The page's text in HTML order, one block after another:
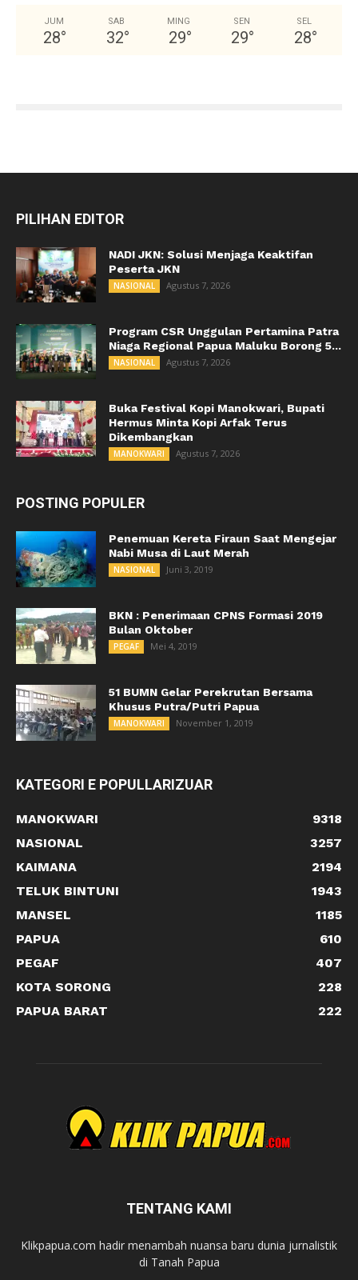
JUM
28°
SAB
32°
MING
29°
SEN
29°
SEL
28°
PILIHAN EDITOR
NADI JKN: Solusi Menjaga Keaktifan
Peserta JKN
NASIONAL Agustus 7, 2026
Program CSR Unggulan Pertamina Patra
Niaga Regional Papua Maluku Borong 5...
NASIONAL Agustus 7, 2026
Buka Festival Kopi Manokwari, Bupati
Hermus Minta Kopi Arfak Terus
Dikembangkan
MANOKWARI Agustus 7, 2026
POSTING POPULER
Penemuan Kereta Firaun Saat Mengejar
Nabi Musa di Laut Merah
NASIONAL Juni 3, 2019
BKN : Penerimaan CPNS Formasi 2019
Bulan Oktober
PEGAF Mei 4, 2019
51 BUMN Gelar Perekrutan Bersama
Khusus Putra/Putri Papua
MANOKWARI November 1, 2019
KATEGORI E POPULLARIZUAR
MANOKWARI
9318
NASIONAL
3257
KAIMANA
2194
TELUK BINTUNI
1943
MANSEL
1185
PAPUA
610
PEGAF
407
KOTA SORONG
228
PAPUA BARAT
222
TENTANG KAMI
Klikpapua.com hadir menambah nuansa baru dunia jurnalistik
di Tanah Papua